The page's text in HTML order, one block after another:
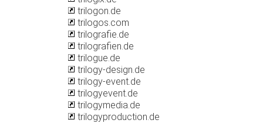
trilogon.de
trilogos.com
trilografie.de
trilografien.de
trilogue.de
trilogy-design.de
trilogy-event.de
trilogyevent.de
trilogymedia.de
trilogyproduction.de